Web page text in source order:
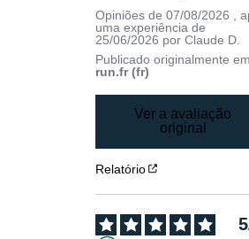
Opiniões de07/08/2026
,
uma experiência de
25/06/2026 porClaude D.
Publicado originalmente
run.fr (fr)
Ver a avaliação
original
Relatório
5